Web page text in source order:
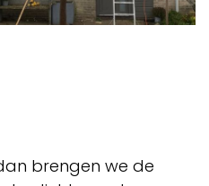
brengen we de